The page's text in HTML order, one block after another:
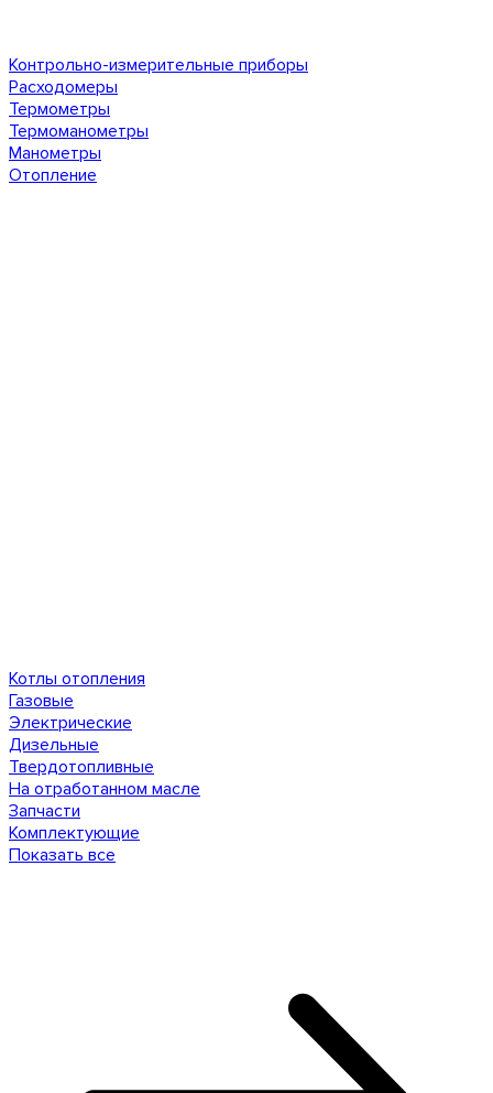
Контрольно-измерительные приборы
Расходомеры
Термометры
Термоманометры
Манометры
Отопление
Котлы отопления
Газовые
Электрические
Дизельные
Твердотопливные
На отработанном масле
Запчасти
Комплектующие
Показать все